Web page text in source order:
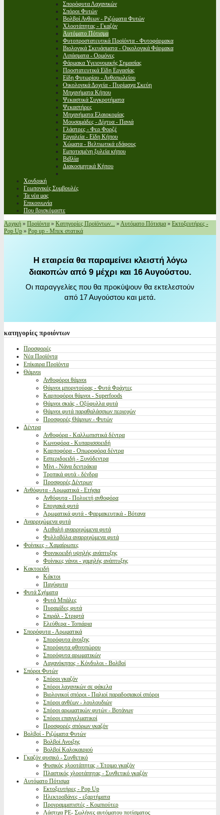
Σπορόφυτα Λαχανικών
Σπόροι Φυτών
Βολβοί Ανθεων - Ριζώματα Φυτών
Χλοοτάπητας - Γκαζόν
Αυτόματο Πότισμα
Φυτοπροστατευτικά Προϊόντα - Φυτοφάρμακα
Βιολογικά Σκευάσματα - Οικολογικά Φάρμακα
Λιπάσματα - Ορμόνες
Φάρμακα Υγειονομικής Σημασίας
Προστατευτικά Είδη Εργασίας
Είδη Φυτωρίου - Ανθοπωλείου
Οικολογικά Δοχεία - Πυρίμαχα Σκεύη
Μηχανήματα Κήπου
Ψεκαστικά Συγκροτήματα
Ψεκαστήρες
Μηχανήματα Ελαιοκομίας
Μουσαμάδες - Δίχτυα - Πανιά
Γλάστρες - Φερ Φορζέ
Εργαλεία - Είδη Κήπου
Χώματα - Βελτιωτικά εδάφους
Εμποτισμένη ξυλεία κήπου
Βιβλία
Διακοσμητικά Κήπου
Χονδρική
Γεωπονικές Συμβουλές
Τα νέα μας
Επικοινωνία
Που βρισκόμαστε
Αρχική » Προϊόντα » Κατηγορίες Προϊόντων... »Αυτόματο Πότισμα » Εκτοξευτήρες -
Pop Up » Pop up - Μπεκ στατικά
Η εταιρεία θα παραμείνει κλειστή λόγω
διακοπών από 9 μέχρι και 16 Αυγούστου.
Οι παραγγελίες που θα προκύψουν θα εκτελεστούν
από 17 Αυγούστου και μετά.
κατηγορίες προιόντων
Προσφορές
Νέα Προϊόντα
Επίκαιρα Προϊόντα
Θάμνοι
Ανθοφόροι θάμνοι
Θάμνοι μπορντούρας - Φυτά Φράχτες
Καρποφόροι θάμνοι - Superfoods
Θάμνοι σκιάς - Οξύφυλλα φυτά
Θάμνοι φυτά παραθαλάσσιων περιοχών
Προσφορές Θάμνων - Φυτών
Δέντρα
Ανθοφόρα - Καλλωπιστικά δέντρα
Κωνοφόρα - Κυπαρισσοειδή
Καρποφόρα - Οπωροφόρα δέντρα
Εσπεριδοειδή - Ξυνόδεντρα
Μίνι - Νάνα δεντράκια
Τροπικά φυτά - δένδρα
Προσφορές Δέντρων
Ανθόφυτα - Αρωματικά - Ετήσια
Ανθόφυτα - Πολυετή ανθοφόρα
Εποχιακά φυτά
Αρωματικά φυτά - Φαρμακευτικά - Βότανα
Αναρριχώμενα φυτά
Αειθαλή αναρριχώμενα φυτά
Φυλλοβόλα αναρριχώμενα φυτά
Φοίνικες - Χαμαίρωπες
Φοινικοειδή υψηλής ανάπτυξης
Φοίνικες νάνοι - χαμηλής ανάπτυξης
Κακτοειδή
Κάκτοι
Παχύφυτα
Φυτά Σχήματα
Φυτά Μπάλες
Πυραμίδες φυτά
Σπιράλ - Στριφτά
Ελεύθερα - Τοπιάρια
Σπορόφυτα - Αρωματικά
Σπορόφυτα άνοιξης
Σπορόφυτα φθινοπώρου
Σπορόφυτα αρωματικών
Λαχανόκηπος - Κόνδυλοι - Βολβοί
Σπόροι Φυτών
Σπόροι γκαζόν
Σπόροι λαχανικών σε φάκελα
Βιολογικοί σπόροι - Παλιοί παραδοσιακοί σπόροι
Σπόροι ανθέων - λουλουδιών
Σπόροι αρωματικών φυτών - Βοτάνων
Σπόροι επαγγελματικοί
Προσφορές σπόρων γκαζόν
Βολβοί - Ριζώματα Φυτών
Βολβοί Ανοιξης
Βολβοί Καλοκαιριού
Γκαζόν φυσικό - Συνθετικό
Φυσικός χλοοτάπητας - Έτοιμο γκαζόν
Πλαστικός χλοοτάπητας - Συνθετικό γκαζόν
Αυτόματο Πότισμα
Εκτοξευτήρες - Pop Up
Ηλεκτροβάνες - εξαρτήματα
Προγραμματιστές - Κομπιούτερ
Λάστιχα PE- Σωλήνες αυτόματου ποτίσματος